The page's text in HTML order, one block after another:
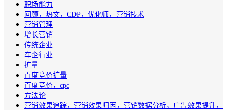
职场能力
回顾，热文，CDP，优化师，营销技术
营销管理
增长营销
传统企业
车企行业
扩量
百度竞价扩量
百度竞价，cpc
方法论
营销效果追踪，营销效果归因，营销数据分析，广告效果提升，